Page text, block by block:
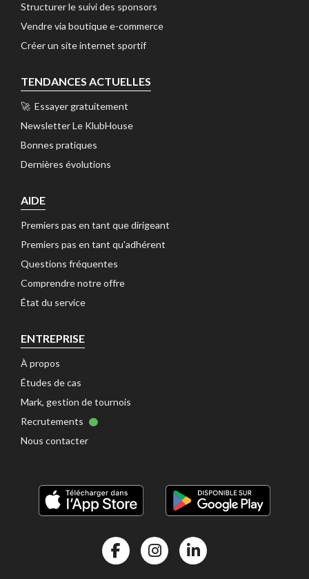
Structurer le suivi des sponsors
Vendre via boutique e-commerce
Créer un site internet sportif
TENDANCES ACTUELLES
🚀 Essayer gratuitement
Newsletter Le KlubHouse
Bonnes pratiques
Dernières évolutions
AIDE
Premiers pas en tant que dirigeant
Premiers pas en tant qu'adhérent
Questions fréquentes
Comprendre notre offre
État du service
ENTREPRISE
À propos
Études de cas
Mark, gestion de tournois
Recrutements
Nous contacter